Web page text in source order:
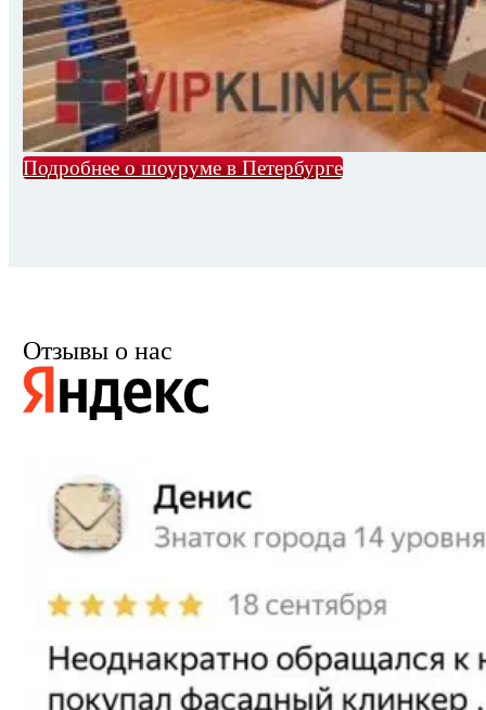
Подробнее о шоуруме в Петербурге
Отзывы о нас